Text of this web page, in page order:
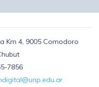
Km 4, 9005 Comodoro
7856